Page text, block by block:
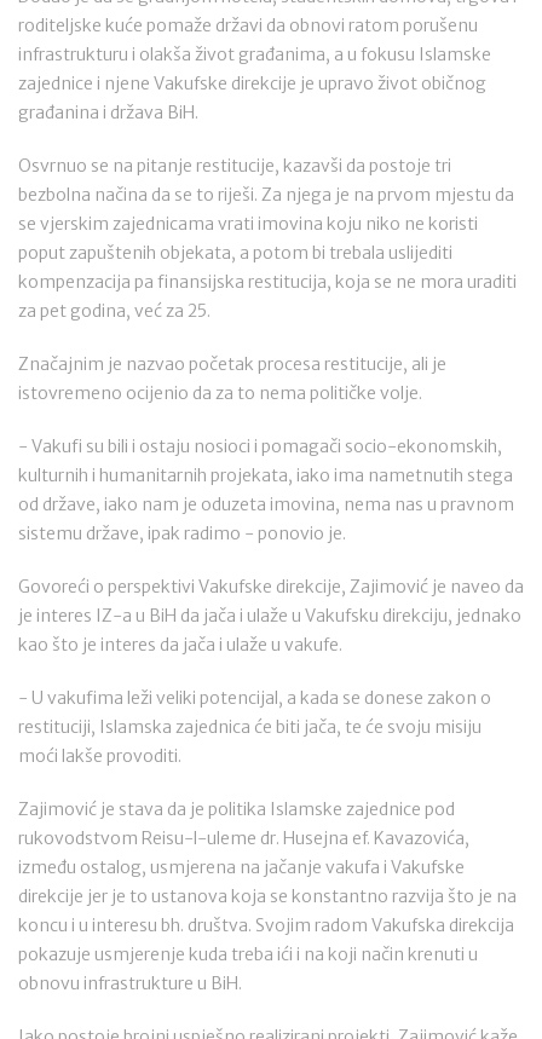
roditeljske kuće pomaže državi da obnovi ratom porušenu
infrastrukturu i olakša život građanima, a u fokusu Islamske
zajednice i njene Vakufske direkcije je upravo život običnog
građanina i država BiH.
Osvrnuo se na pitanje restitucije, kazavši da postoje tri
bezbolna načina da se to riješi. Za njega je na prvom mjestu da
se vjerskim zajednicama vrati imovina koju niko ne koristi
poput zapuštenih objekata, a potom bi trebala uslijediti
kompenzacija pa finansijska restitucija, koja se ne mora uraditi
za pet godina, već za 25.
Značajnim je nazvao početak procesa restitucije, ali je
istovremeno ocijenio da za to nema političke volje.
- Vakufi su bili i ostaju nosioci i pomagači socio-ekonomskih,
kulturnih i humanitarnih projekata, iako ima nametnutih stega
od države, iako nam je oduzeta imovina, nema nas u pravnom
sistemu države, ipak radimo - ponovio je.
Govoreći o perspektivi Vakufske direkcije, Zajimović je naveo da
je interes IZ-a u BiH da jača i ulaže u Vakufsku direkciju, jednako
kao što je interes da jača i ulaže u vakufe.
- U vakufima leži veliki potencijal, a kada se donese zakon o
restituciji, Islamska zajednica će biti jača, te će svoju misiju
moći lakše provoditi.
Zajimović je stava da je politika Islamske zajednice pod
rukovodstvom Reisu-l-uleme dr. Husejna ef. Kavazovića,
između ostalog, usmjerena na jačanje vakufa i Vakufske
direkcije jer je to ustanova koja se konstantno razvija što je na
koncu i u interesu bh. društva. Svojim radom Vakufska direkcija
pokazuje usmjerenje kuda treba ići i na koji način krenuti u
obnovu infrastrukture u BiH.